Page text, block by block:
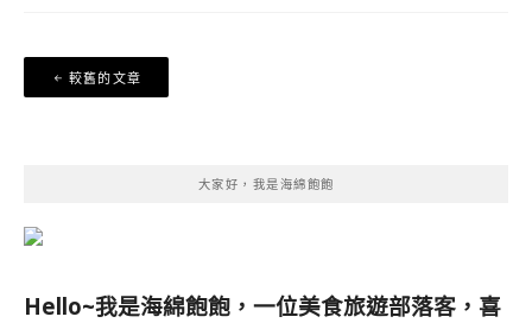
章
較舊的文章
大家好，我是海綿飽飽
Hello~我是海綿飽飽，一位美食旅遊部落客， 喜